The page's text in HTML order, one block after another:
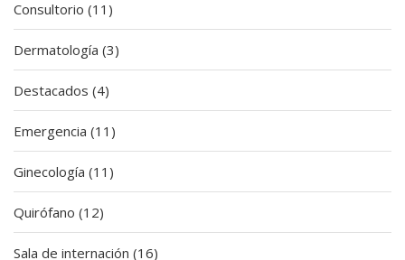
Consultorio 11 11
productos
Dermatología 33
productos
Destacados 44
productos
Emergencia 11 11
productos
Ginecología 11 11
productos
Quirófano 1212
productos
Sala de internación 1616